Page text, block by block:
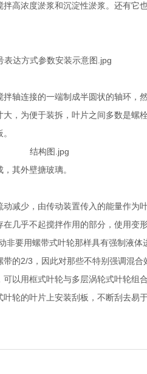
高浓度淤浆和沉淀性淤浆。还有它
连接的一端制成半圆状的轴环，
，为便于装拆，叶片之间多数是螺
其外壁搪玻璃。
少，由传动装置传入的能量作为叶
几乎不起搅拌作用的部分，使用变
要用螺带式叶轮那样具有强制液体
的2/3，因此对那些不特别强调混合
以用框式叶轮与多层涡轮式叶轮组
轮的叶片上安装刮板，不断刮去易